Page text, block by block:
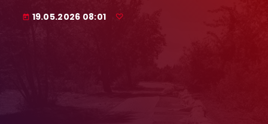
today 19.05.2026 08:01